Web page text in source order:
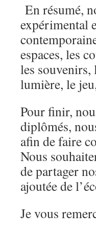
En résumé,
expérimental
espaces, les
les
lumière, le
Pour finir,
diplômés,
afin de faire
Nous
de partager
ajoutée de
Je vous